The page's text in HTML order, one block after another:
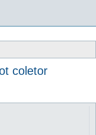
coletor